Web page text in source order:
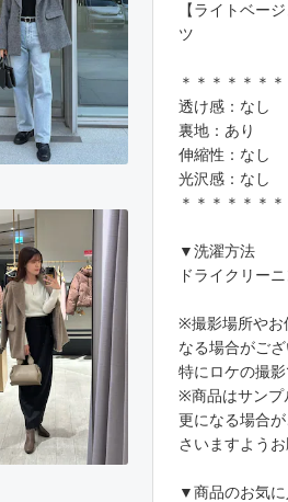
【ライトベー
ツ
＊＊＊＊＊＊
透け感：なし
裏地：あり
伸縮性：なし
光沢感：なし
＊＊＊＊＊＊
▼洗濯方法
ドライクリー
※撮影場所やお
なる場合がござ
特にロケの撮
※商品はサンプ
更になる場合
さいますようお
▼商品のお気